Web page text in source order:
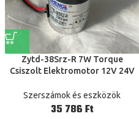
Zytd-38Srz-R 7W Torque
Csiszolt Elektromotor 12V 24V
5000Rpm High Speed ​​Eredeti
Automation Gépek
Szerszámok és eszközök
Ft